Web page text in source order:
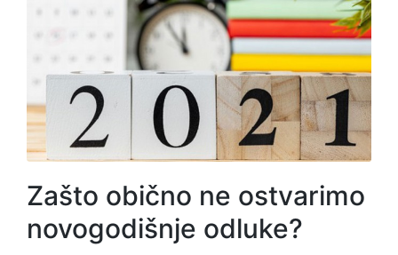
Zašto obično ne ostvarimo
novogodišnje odluke?